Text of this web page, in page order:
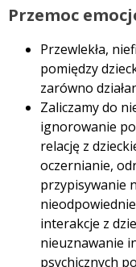
Przemoc
Przewlekła,
pomiędzy
zarówno
Zaliczamy do
ignorowanie
relację z
oczernianie,
przypisywanie
interakcje z
nieuznawanie
psychicznych